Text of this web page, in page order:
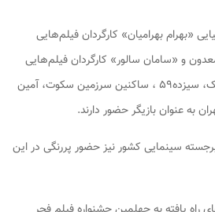
«بهرام بهرامیان» کارگردان فیلم‌هایی
و «سامان سالور» کارگردان فیلم‌هایی
همچون سه کام حبس، تمشک، سیزده۵۹ ، ساکنین سرزمین سکوت، آمین
به عنوان بازیگر حضور دارند.
سینمایی کشور نیز حضور پررنگی در این